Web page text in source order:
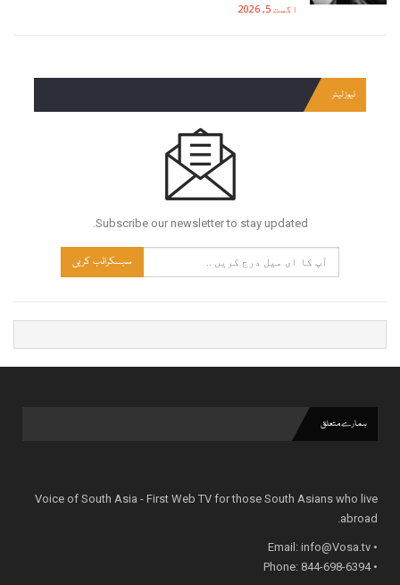
اگست 5, 2026
نیوز لیٹر
Subscribe our newsletter to stay updated.
سبسکرائب کریں
ہمارے متعلق
Voice of South Asia - First Web TV for those South Asians who live
abroad.
• Email:
info@Vosa.tv
• Phone: 844-698-6394